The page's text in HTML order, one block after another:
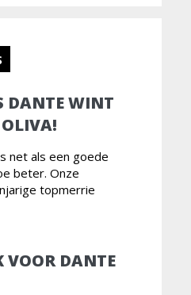
DANTE WINT
OLIVA!
net als een goede
beter. Onze
topmerrie
VOOR DANTE